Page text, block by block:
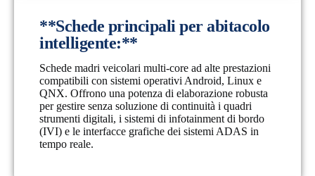
**Schede principali per abitacolo
intelligente:**
Schede madri veicolari multi-core ad alte prestazioni
compatibili con sistemi operativi Android, Linux e
QNX. Offrono una potenza di elaborazione robusta
per gestire senza soluzione di continuità i quadri
strumenti digitali, i sistemi di infotainment di bordo
(IVI) e le interfacce grafiche dei sistemi ADAS in
tempo reale.